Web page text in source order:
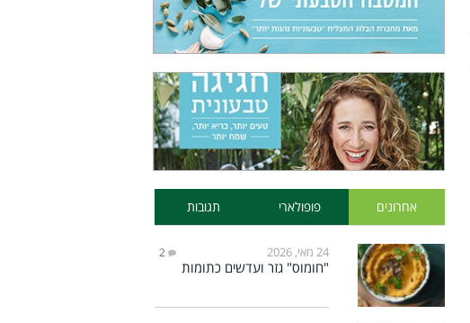
אחרונים פופולארי תגובות
24 מאי, 2026 2
"חומוס" גזר ועדשים כתומות